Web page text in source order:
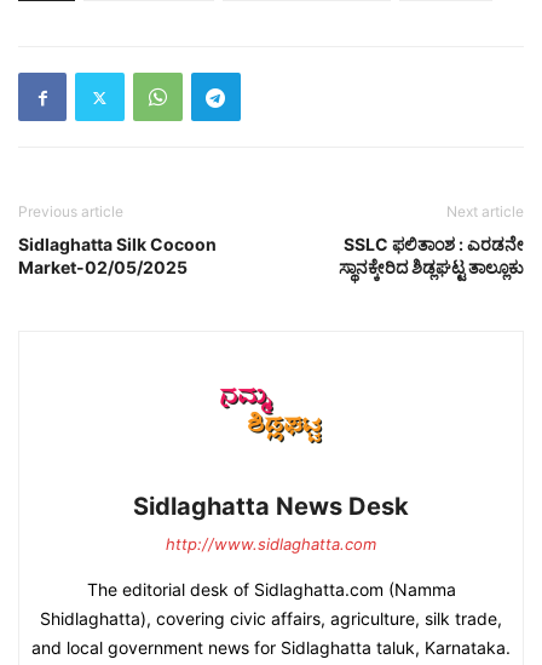
Previous article
Sidlaghatta Silk Cocoon
Market-02/05/2025
Next article
SSLC ಫಲಿತಾಂಶ : ಎರಡನೇ
ಸ್ಥಾನಕ್ಕೇರಿದ ಶಿಡ್ಲಘಟ್ಟ ತಾಲ್ಲೂಕು
Sidlaghatta News Desk
http://www.sidlaghatta.com
The editorial desk of Sidlaghatta.com (Namma
Shidlaghatta), covering civic affairs, agriculture, silk trade,
and local government news for Sidlaghatta taluk, Karnataka.